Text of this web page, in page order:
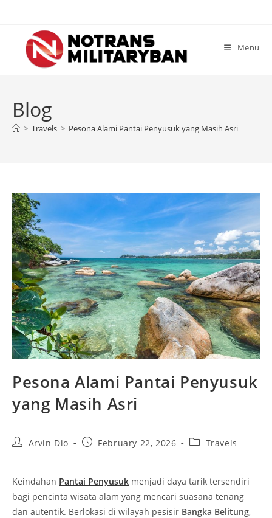
content
Menu
Blog
> Travels > Pesona Alami Pantai Penyusuk yang Masih Asri
Pesona Alami Pantai Penyusuk
yang Masih Asri
PostArvin Dio
PostFebruary 22, 2026
PostTravels
Keindahan Pantai Penyusuk menjadi daya tarik tersendiri
bagi pencinta wisata alam yang mencari suasana tenang
dan autentik. Berlokasi di wilayah pesisir Bangka Belitung,